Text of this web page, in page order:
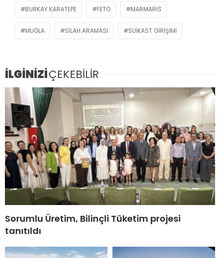
BURKAY KARATEPE FETÖ MARMARIS
MUĞLA SILAH ARAMASI SUIKAST GIRIŞIMI
İLGİNİZİÇEKEBİLİR
Sorumlu Üretim, Bilinçli Tüketim projesi
tanıtıldı